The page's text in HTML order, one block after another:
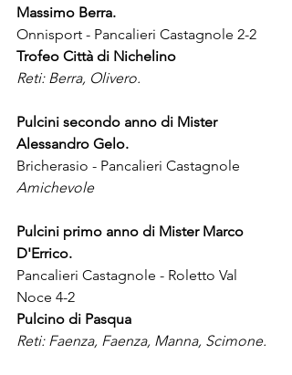
Massimo Berra.
Onnisport - Pancalieri Castagnole 2-2
Trofeo Città di Nichelino
Reti: Berra, Olivero.
Pulcini secondo anno di Mister
Alessandro Gelo.
Bricherasio - Pancalieri Castagnole
Amichevole
Pulcini primo anno di Mister Marco
D'Errico.
Pancalieri Castagnole - Roletto Val
Noce 4-2
Pulcino di Pasqua
Reti: Faenza, Faenza, Manna, Scimone.